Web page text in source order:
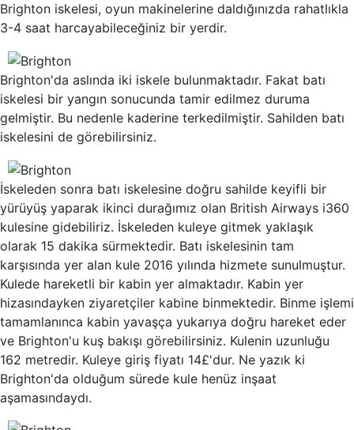
Brighton iskelesi, oyun makinelerine daldığınızda rahatlıkla
3-4 saat harcayabileceğiniz bir yerdir.
Brighton'da aslında iki iskele bulunmaktadır. Fakat batı
iskelesi bir yangın sonucunda tamir edilmez duruma
gelmiştir. Bu nedenle kaderine terkedilmiştir. Sahilden batı
iskelesini de görebilirsiniz.
İskeleden sonra batı iskelesine doğru sahilde keyifli bir
yürüyüş yaparak ikinci durağımız olan British Airways i360
kulesine gidebiliriz. İskeleden kuleye gitmek yaklaşık
olarak 15 dakika sürmektedir. Batı iskelesinin tam
karşısında yer alan kule 2016 yılında hizmete sunulmuştur.
Kulede hareketli bir kabin yer almaktadır. Kabin yer
hizasındayken ziyaretçiler kabine binmektedir. Binme işlemi
tamamlanınca kabin yavaşça yukarıya doğru hareket eder
ve Brighton'u kuş bakışı görebilirsiniz. Kulenin uzunluğu
162 metredir. Kuleye giriş fiyatı 14£'dur. Ne yazık ki
Brighton'da olduğum sürede kule henüz inşaat
aşamasındaydı.